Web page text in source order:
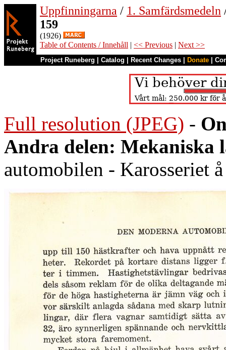
Uppfinningarna / 1. Samfärdsmedeln
159
(1926)
Table of Contents / Innehåll | << Previous | Next >>
Project Runeberg Catalog Recent Changes Donate
Full resolution (JPEG) -
Andra delen: Mekaniska
automobilen - Karosseriet